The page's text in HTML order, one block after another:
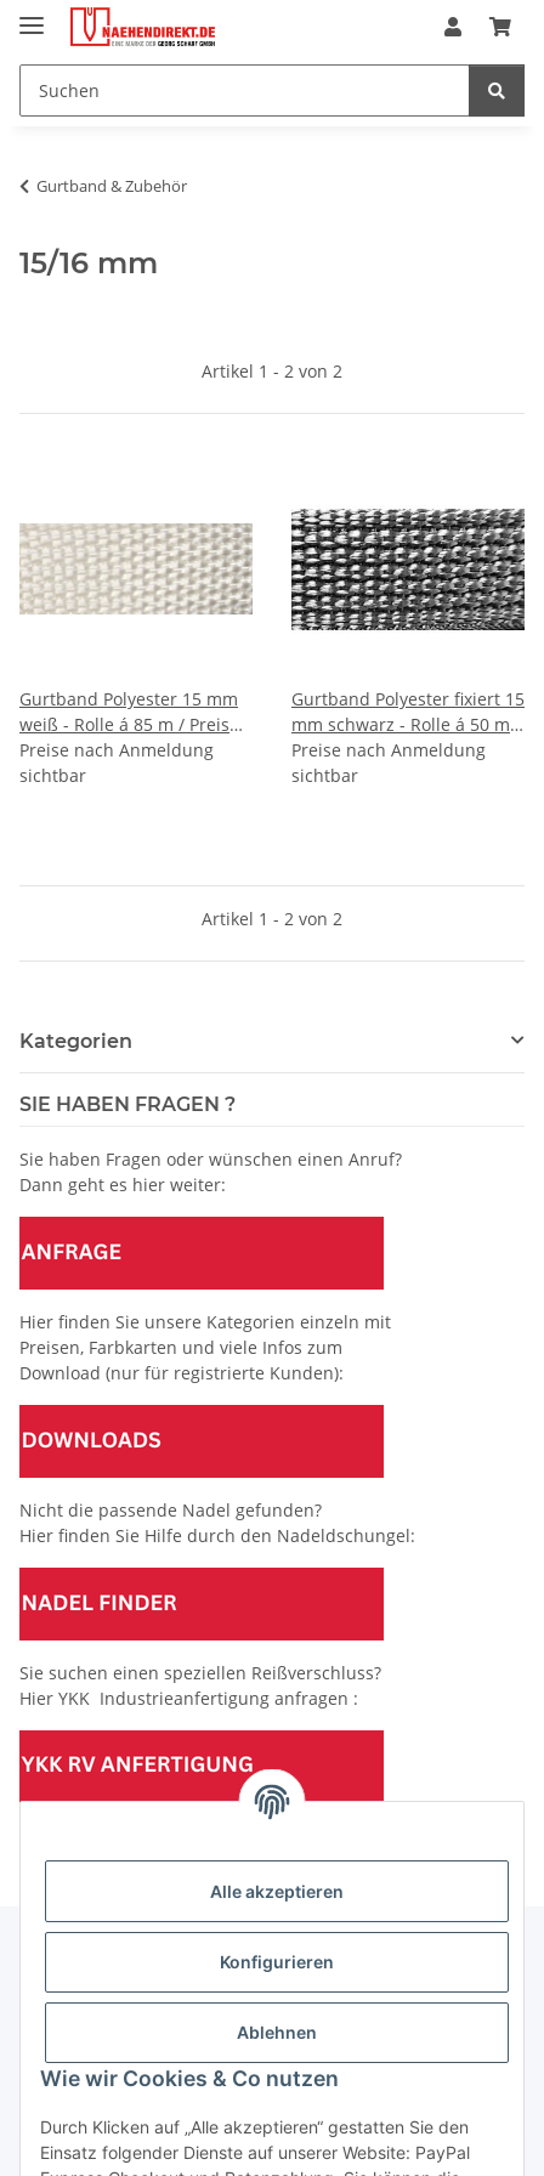
Alle akzeptieren
Konfigurieren
Ablehnen
Wie wir Cookies & Co nutzen
Durch Klicken auf „Alle akzeptieren“ gestatten Sie den
Einsatz folgender Dienste auf unserer Website: PayPal
Gurtband & Zubehör
15/16 mm
Artikel 1 - 2 von 2
Gurtband Polyester 15 mm
weiß - Rolle á 85 m / Preis
per m (500 daN) -
RESTBESTAND - danach
Preise nach Anmeldung
sichtbar
Gurtband Polyester fixiert 15
mm schwarz - Rolle á 50 m
/Preis per m (500 daN)
Preise nach Anmeldung
sichtbar
Artikel 1 - 2 von 2
Kategorien
SIE HABEN FRAGEN ?
Sie haben Fragen oder wünschen einen Anruf?
Dann geht es hier weiter:
Hier finden Sie unsere Kategorien einzeln mit
Preisen, Farbkarten und viele Infos zum
Download (nur für registrierte Kunden):
Nicht die passende Nadel gefunden?
Hier finden Sie Hilfe durch den Nadeldschungel:
Sie suchen einen speziellen Reißverschluss?
Hier YKK Industrieanfertigung anfragen :
(Mindesttabnahmemenge 10 Stück je Länge und Farbe)
Informationen
Gesetzliche Informationen
Vertrag widerrufen